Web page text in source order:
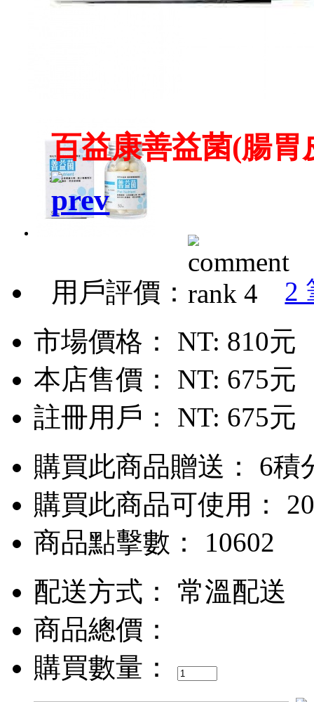
百益康善益菌(腸胃
用戶評價：
2
市場價格： NT: 810元
本店售價： NT: 675元
註冊用戶： NT: 675元
購買此商品贈送： 6積
購買此商品可使用：
商品點擊數： 10602
配送方式：
常溫配送
商品總價：
購買數量：